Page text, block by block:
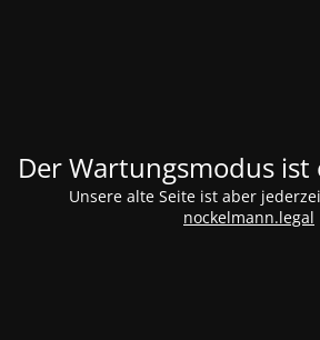
Der Wartungsmodus ist
Unsere alte Seite ist aber
nockelmann.legal